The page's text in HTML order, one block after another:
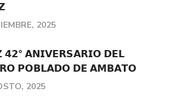
2025
𝟰𝟮° 𝗔𝗡𝗜𝗩𝗘𝗥𝗦𝗔𝗥𝗜𝗢 𝗗𝗘𝗟
𝗣𝗢𝗕𝗟𝗔𝗗𝗢 𝗗𝗘 𝗔𝗠𝗕𝗔𝗧𝗢
2025